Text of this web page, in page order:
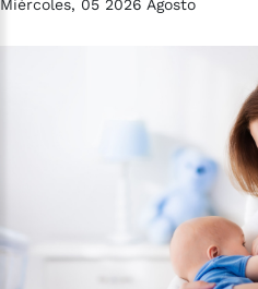
Miércoles, 05 2026 Agosto